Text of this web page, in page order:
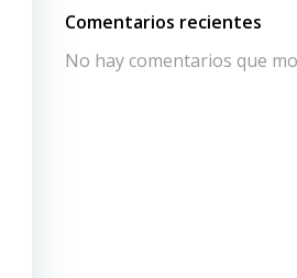
Comentarios recientes
No hay comentarios que